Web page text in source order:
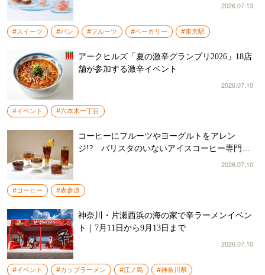
2026.07.13
#スイーツ #パン #フルーツ #ベーカリー #東京駅
アークヒルズ「夏の激辛グランプリ2026」18店
舗が参加する激辛イベント
2026.07.10
#イベント #六本木一丁目
コーヒーにフルーツやヨーグルトをアレン
ジ!? バリスタのいないアイスコーヒー専門店
2026.07.10
#コーヒー #表参道
神奈川・片瀬西浜の海の家で辛ラーメンイベン
ト｜7月11日から9月13日まで
2026.07.10
#イベント #カップラーメン #江ノ島 #神奈川県